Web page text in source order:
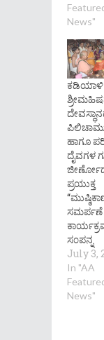
News"
ಕಡಿಯಾಳಿ
ಹಾಗೂ
ದೈವಗಳ
ಪ್ರಯುಕ್ತ
ಸಮರ್ಪಣೆ
ಸ೦ಪನ್ನ
July 3,
In "AA
News"